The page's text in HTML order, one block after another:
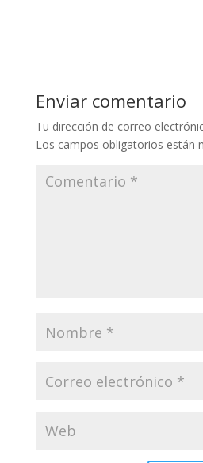
Enviar comentario
Tu dirección de correo
Los campos obligatorios están